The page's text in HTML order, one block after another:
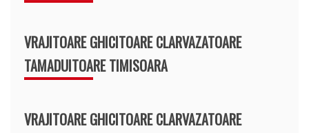
VRAJITOARE GHICITOARE CLARVAZATOARE
TAMADUITOARE TIMISOARA
VRAJITOARE GHICITOARE CLARVAZATOARE